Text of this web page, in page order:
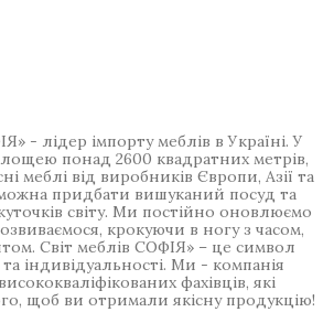
- лідер імпорту меблів в Україні. У
понад 2600 квадратних метрів,
меблі від виробників Європи, Азії та
придбати вишуканий посуд та
світу. Ми постійно оновлюємо
крокуючи в ногу з часом,
Світ меблів СОФІЯ» – це символ
індивідуальності. Ми - компанія
фахівців, які
щоб ви отримали якісну продукцію!